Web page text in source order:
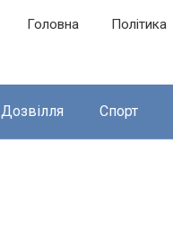
Головна Політика
Дозвілля Спорт